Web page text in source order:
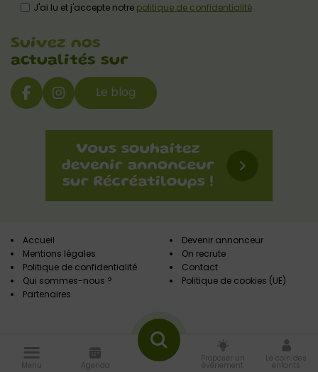
Menu Agenda
Proposer un
événement
Le coin des
enfants
J'ai lu et j'accepte notre politique de confidentialité
Suivez nos
actualités sur
Le blog
Accueil
Mentions légales
Politique de confidentialité
Qui sommes-nous ?
Partenaires
Devenir annonceur
On recrute
Contact
Politique de cookies (UE)